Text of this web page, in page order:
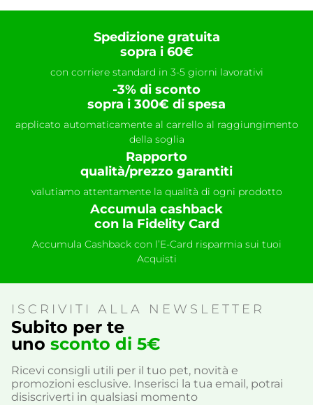
Spedizione gratuita
sopra i 60€
con corriere standard in 3-5 giorni lavorativi
-3% di sconto
sopra i 300€ di spesa
applicato automaticamente al carrello al raggiungimento
della soglia
Rapporto
qualità/prezzo garantiti
valutiamo attentamente la qualità di ogni prodotto
Accumula cashback
con la Fidelity Card
Accumula Cashback con l’E-Card risparmia sui tuoi
Acquisti
ISCRIVITI ALLA NEWSLETTER
Subito per te
uno sconto di 5€
Ricevi consigli utili per il tuo pet, novità e
promozioni esclusive. Inserisci la tua email, potrai
disiscriverti in qualsiasi momento